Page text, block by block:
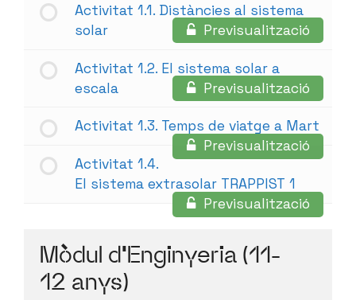
Activitat 1.1. Distàncies al sistema
solar
Previsualització
Activitat 1.2. El sistema solar a
escala
Previsualització
Activitat 1.3. Temps de viatge a Mart
Previsualització
Activitat 1.4.
El sistema extrasolar TRAPPIST 1
Previsualització
Mòdul d'Enginyeria (11-
12 anys)